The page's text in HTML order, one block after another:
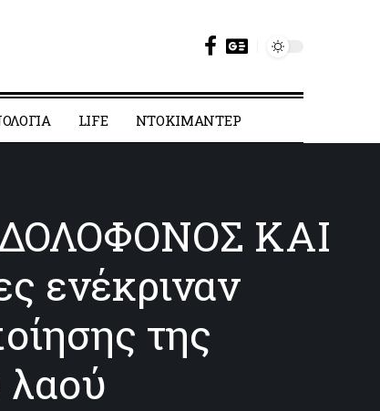
LIFE ΝΤΟΚΙΜΑΝΤΕΡ
ΚΑΙ
ενέκριναν
της
λαού